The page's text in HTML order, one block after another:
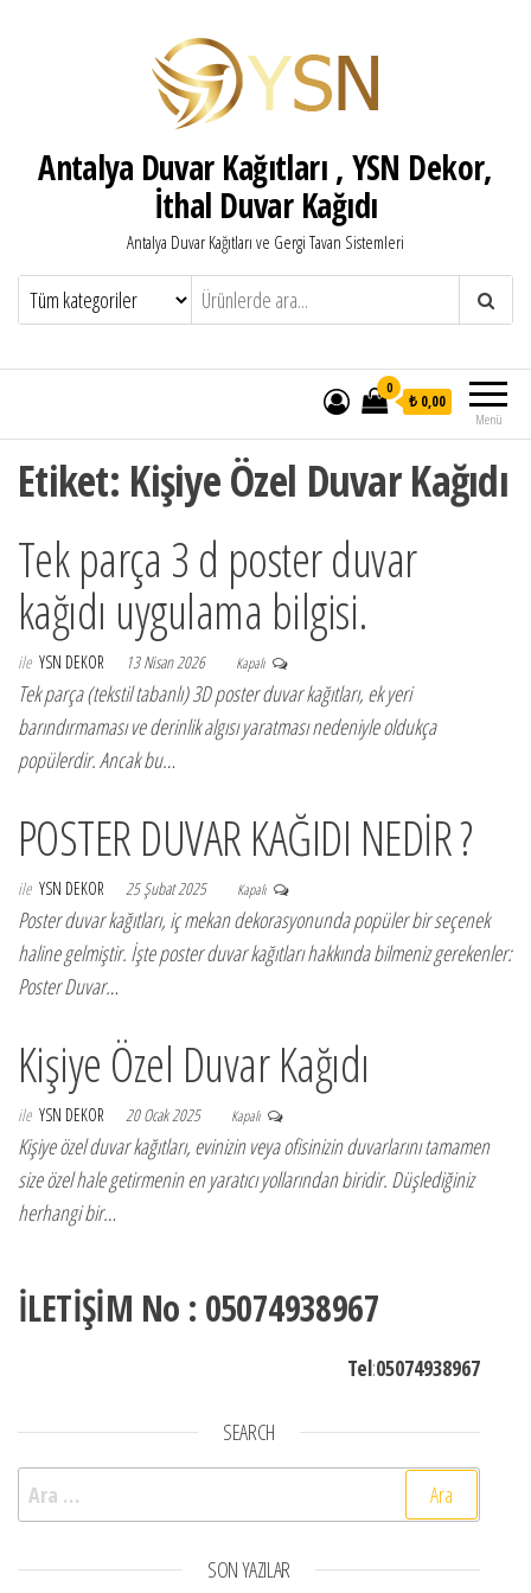
Antalya Duvar Kağıtları , YSN Dekor,
İthal Duvar Kağıdı
Antalya Duvar Kağıtları ve Gergi Tavan Sistemleri
Menü
0
₺ 0,00
Etiket: Kişiye Özel Duvar Kağıdı
Tek parça 3 d poster duvar
kağıdı uygulama bilgisi.
ile YSN DEKOR 13 Nisan 2026 Kapalı
Tek parça (tekstil tabanlı) 3D poster duvar kağıtları, ek yeri
barındırmaması ve derinlik algısı yaratması nedeniyle oldukça
popülerdir. Ancak bu…
POSTER DUVAR KAĞIDI NEDİR ?
ile YSN DEKOR 25 Şubat 2025 Kapalı
Poster duvar kağıtları, iç mekan dekorasyonunda popüler bir seçenek
haline gelmiştir. İşte poster duvar kağıtları hakkında bilmeniz gerekenler:
Poster Duvar…
Kişiye Özel Duvar Kağıdı
ile YSN DEKOR 20 Ocak 2025 Kapalı
Kişiye özel duvar kağıtları, evinizin veya ofisinizin duvarlarını tamamen
size özel hale getirmenin en yaratıcı yollarından biridir. Düşlediğiniz
herhangi bir…
İLETİŞİM No : 05074938967
Tel:05074938967
SEARCH
Arama:
SON YAZILAR